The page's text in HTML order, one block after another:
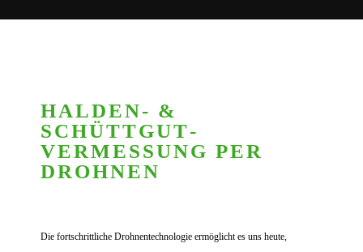
HALDEN- &
SCHÜTTGUT­
VERMESSUNG PER
DROHNEN
Die fortschrittliche Drohnentechnologie ermöglicht es uns heute,